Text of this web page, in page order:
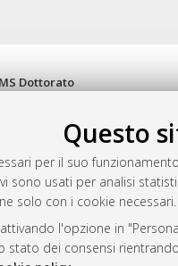
Questo
per il suo
sono usati per analisi
solo con i cookie necessari.
l'opzione in
stato dei consensi
Dottorato
implementato e
Cookie
sulla privacy
d’uso del sito